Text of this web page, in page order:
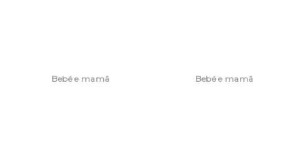
Bebé e mamã Bebé e mamã